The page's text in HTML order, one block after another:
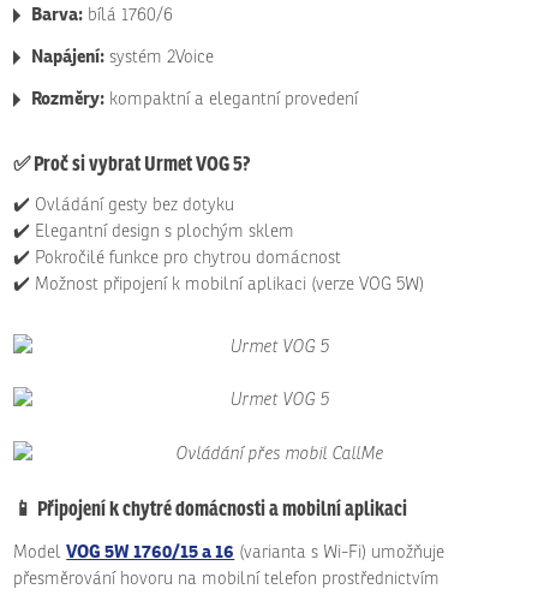
Barva: bílá 1760/6
Napájení: systém 2Voice
Rozměry: kompaktní a elegantní provedení
✅Proč si vybrat Urmet VOG 5?
✔️ Ovládání gesty bez dotyku
✔️ Elegantní design s plochým sklem
✔️ Pokročilé funkce pro chytrou domácnost
✔️ Možnost připojení k mobilní aplikaci (verze VOG 5W)
📱 Připojení k chytré domácnosti a mobilní aplikaci
ModelVOG 5W 1760/15 a 16 (varianta s Wi-Fi) umožňuje
přesměrování hovoru na mobilní telefon prostřednictvím